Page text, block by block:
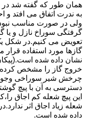
همان طور که گفته شد
به ندرت اتفاق می افتد و
ولی در صورت مناسب
گرفتگی سوراخ نازل و یا
تعویض می کنیم.در شکل
گازها مورد استفاده
نشان داده شده
خروج گاز را مشخص
چرخش شیر سوراخی وجود
دسترسی به آن با پیچ
این پیچ شعله کم اجاق
شعله زیاد اجاق اثر
داده شده است.